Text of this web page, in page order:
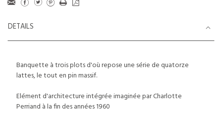
DETAILS
Banquette à trois plots d'où repose une série de quatorze
lattes, le tout en pin massif.
Elément d'architecture intégrée imaginée par Charlotte
Perriand à la fin des années 1960